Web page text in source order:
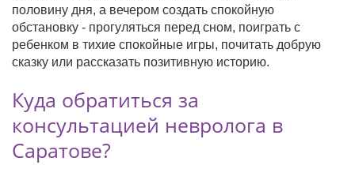
половину дня, а вечером создать спокойную
обстановку - прогуляться перед сном, поиграть с
ребенком в тихие спокойные игры, почитать добрую
сказку или рассказать позитивную историю.
Куда обратиться за
консультацией невролога в
Саратове?